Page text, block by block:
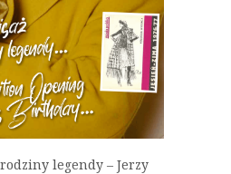
legendy – Jerzy